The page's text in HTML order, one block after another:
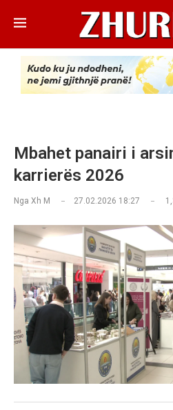
Mbahet panairi i
karrierës 2026
Nga Xh M 27.02.2026 18:27